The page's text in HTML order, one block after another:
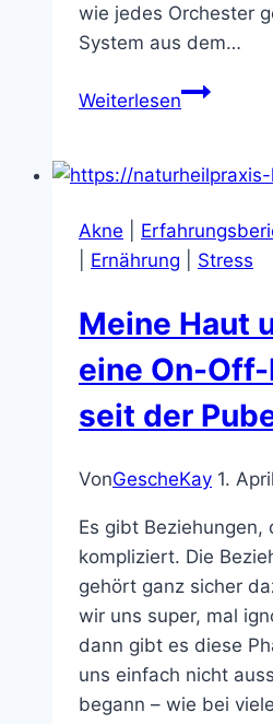
wie jedes Orchester
System aus dem…
WeiterlesenHormone
–
innerer
Tanz
dem
Leben
Akne
Ernährung Stress
Meine Haut
eine On-
seit der
VonGescheKay 1.
Es gibt Beziehungen,
kompliziert. Die
gehört ganz sicher
wir uns super, mal
dann gibt es diese
uns einfach nicht
begann – wie bei